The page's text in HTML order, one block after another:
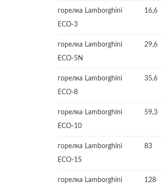
горелка Lamborghini
ECO-3
16,6
горелка Lamborghini
ECO-5N
29,6
горелка Lamborghini
ECO-8
35,6
горелка Lamborghini
ECO-10
59,3
горелка Lamborghini
ECO-15
83
горелка Lamborghini
128